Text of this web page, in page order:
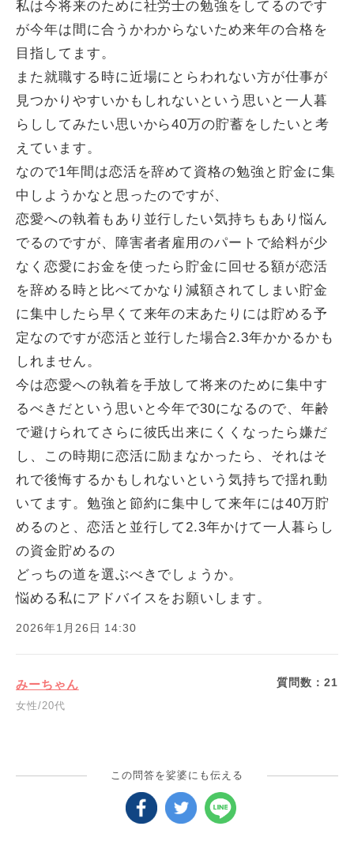
私は今将来のために社労士の勉強をしてるのです
が今年は間に合うかわからないため来年の合格を
目指してます。
また就職する時に近場にとらわれない方が仕事が
見つかりやすいかもしれないという思いと一人暮
らししてみたい思いから40万の貯蓄をしたいと考
えています。
なので1年間は恋活を辞めて資格の勉強と貯金に集
中しようかなと思ったのですが、
恋愛への執着もあり並行したい気持ちもあり悩ん
でるのですが、障害者者雇用のパートで給料が少
なく恋愛にお金を使ったら貯金に回せる額が恋活
を辞める時と比べてかなり減額されてしまい貯金
に集中したら早くて来年の末あたりには貯める予
定なのですが恋活と並行した場合2.3年かかるかも
しれません。
今は恋愛への執着を手放して将来のために集中す
るべきだという思いと今年で30になるので、年齢
で避けられてさらに彼氏出来にくくなったら嫌だ
し、この時期に恋活に励まなかったら、それはそ
れで後悔するかもしれないという気持ちで揺れ動
いてます。勉強と節約に集中して来年には40万貯
めるのと、恋活と並行して2.3年かけて一人暮らし
の資金貯めるの
どっちの道を選ぶべきでしょうか。
悩める私にアドバイスをお願いします。
2026年1月26日 14:30
みーちゃん
女性/20代
質問数：21
この問答を娑婆にも伝える